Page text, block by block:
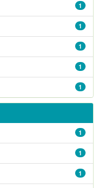
1
1
1
1
1
1
1
1